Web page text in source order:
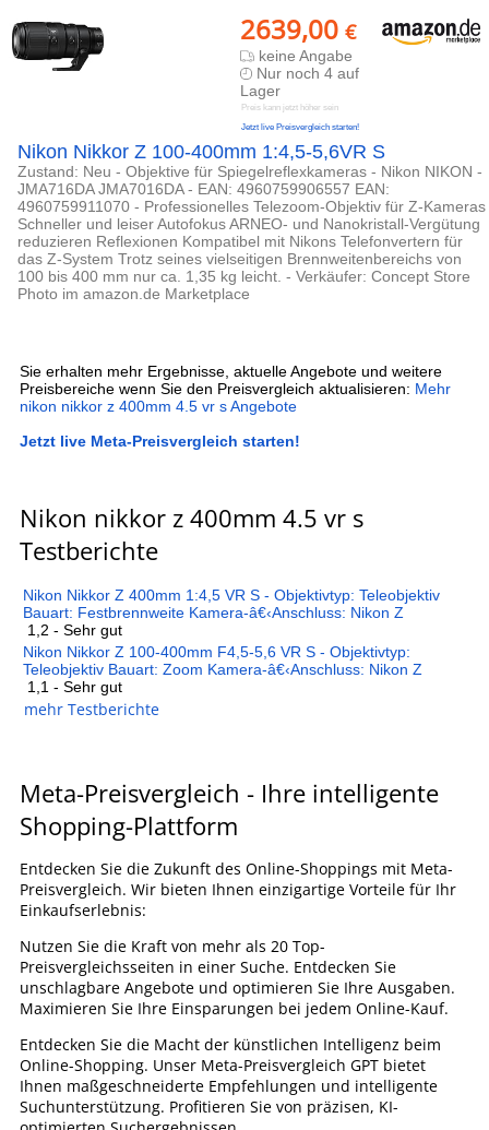
2639,00 €
keine Angabe
Nur noch 4 auf
Lager
Preis kann jetzt höher sein
Jetzt live Preisvergleich starten!
Nikon Nikkor Z 100-400mm 1:4,5-5,6VR S
Zustand: Neu - Objektive für Spiegelreflexkameras - Nikon NIKON -
JMA716DA JMA7016DA - EAN: 4960759906557 EAN:
4960759911070 - Professionelles Telezoom-Objektiv für Z-Kameras
Schneller und leiser Autofokus ARNEO- und Nanokristall-Vergütung
reduzieren Reflexionen Kompatibel mit Nikons Telefonvertern für
das Z-System Trotz seines vielseitigen Brennweitenbereichs von
100 bis 400 mm nur ca. 1,35 kg leicht. - Verkäufer: Concept Store
Photo im amazon.de Marketplace
Sie erhalten mehr Ergebnisse, aktuelle Angebote und weitere
Preisbereiche wenn Sie den Preisvergleich aktualisieren: Mehr
nikon nikkor z 400mm 4.5 vr s Angebote
Jetzt live Meta-Preisvergleich starten!
Nikon nikkor z 400mm 4.5 vr s
Testberichte
Nikon Nikkor Z 400mm 1:4,5 VR S - Objektivtyp: Teleobjektiv
Bauart: Festbrennweite Kamera-â€‹Anschluss: Nikon Z
1,2 - Sehr gut
Nikon Nikkor Z 100-400mm F4,5-5,6 VR S - Objektivtyp:
Teleobjektiv Bauart: Zoom Kamera-â€‹Anschluss: Nikon Z
1,1 - Sehr gut
mehr Testberichte
Meta-Preisvergleich - Ihre intelligente
Shopping-Plattform
Entdecken Sie die Zukunft des Online-Shoppings mit Meta-
Preisvergleich. Wir bieten Ihnen einzigartige Vorteile für Ihr
Einkaufserlebnis:
Nutzen Sie die Kraft von mehr als 20 Top-
Preisvergleichsseiten in einer Suche. Entdecken Sie
unschlagbare Angebote und optimieren Sie Ihre Ausgaben.
Maximieren Sie Ihre Einsparungen bei jedem Online-Kauf.
Entdecken Sie die Macht der künstlichen Intelligenz beim
Online-Shopping. Unser Meta-Preisvergleich GPT bietet
Ihnen maßgeschneiderte Empfehlungen und intelligente
Suchunterstützung. Profitieren Sie von präzisen, KI-